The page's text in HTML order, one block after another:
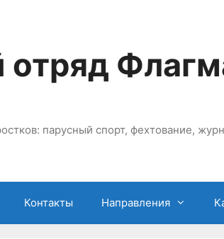
отряд
парусный спорт, фехтование,
Контакты Направления